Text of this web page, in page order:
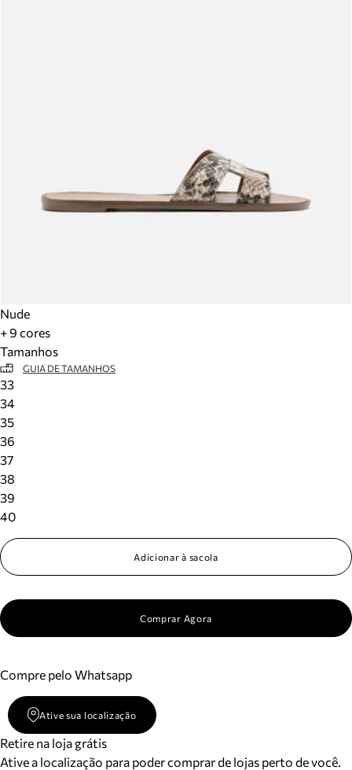
Nude
+ 9 cores
Tamanhos
GUIA DE TAMANHOS
33
34
35
36
37
38
39
40
Adicionar à sacola
Comprar Agora
Compre pelo Whatsapp
Ative sua localização
Retire na loja grátis
Ative a localização para poder comprar de lojas perto de você.